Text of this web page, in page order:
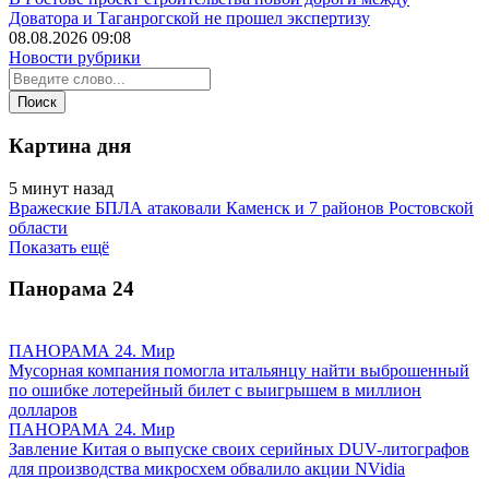
Доватора и Таганрогской не прошел экспертизу
08.08.2026 09:08
Новости рубрики
Картина дня
5 минут назад
Вражеские БПЛА атаковали Каменск и 7 районов Ростовской
области
Показать ещё
Панорама 24
ПАНОРАМА 24. Мир
Мусорная компания помогла итальянцу найти выброшенный
по ошибке лотерейный билет с выигрышем в миллион
долларов
ПАНОРАМА 24. Мир
Завление Китая о выпуске своих серийных DUV-литографов
для производства микросхем обвалило акции NVidia